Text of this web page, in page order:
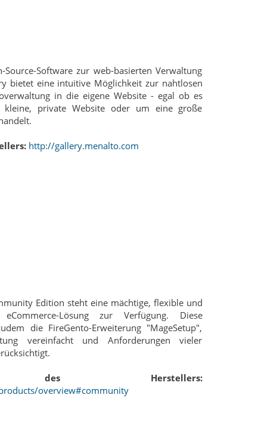
Software zur web-basierten Verwaltung
bietet eine intuitive Möglichkeit zur nahtlosen
in die eigene Website - egal ob es
private Website oder um eine große
http://gallery.menalto.com
Edition steht eine mächtige, flexible und
Lösung zur Verfügung. Diese
die FireGento-Erweiterung "MageSetup",
vereinfacht und Anforderungen vieler
des Herstellers:
overview#community